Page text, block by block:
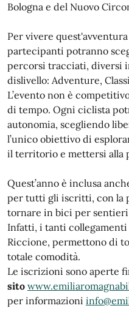
Bologna e del Nuovo
Per vivere
partecipanti potranno
percorsi tracciati, diversi
dislivello: Adventure,
L’evento non è
di tempo. Ogni ciclista
autonomia, scegliendo
l’unico obiettivo di
il territorio e mettersi alla
Quest’anno è inclusa
per tutti gli iscritti, con la
tornare in bici per
Infatti, i tanti
Riccione, permettono di
totale comodità.
Le iscrizioni sono aperte
sito
per informazioni